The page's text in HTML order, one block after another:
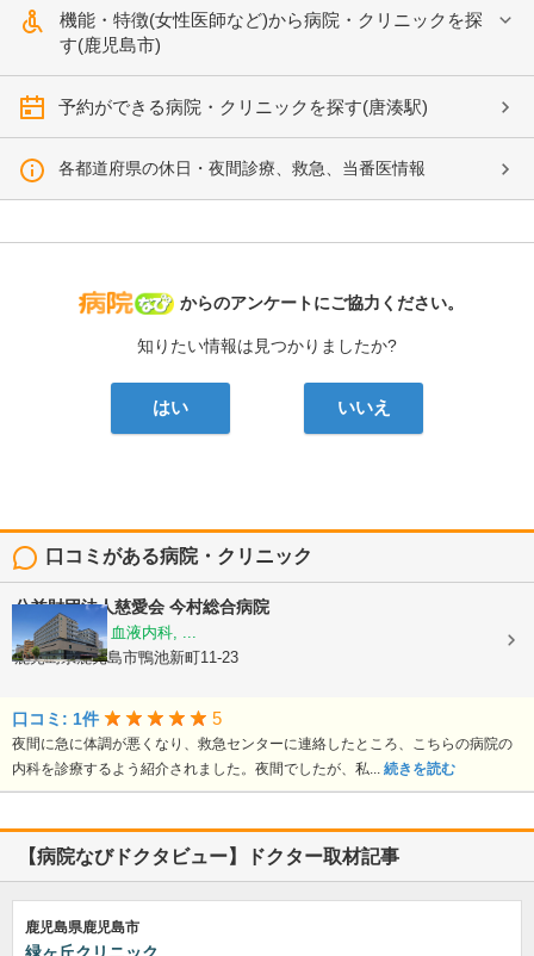
機能・特徴(女性医師など)から病院・クリニックを探
す(鹿児島市)
予約ができる病院・クリニックを探す(唐湊駅)
各都道府県の休日・夜間診療、救急、当番医情報
病院なび
からのアンケートにご協力ください。
知りたい情報は見つかりましたか?
はい いいえ
口コミがある病院・クリニック
公益財団法人慈愛会 今村総合病院
内科, 救急科, 血液内科, ...
鹿児島県鹿児島市鴨池新町11-23
口コミ: 1件 5
夜間に急に体調が悪くなり、救急センターに連絡したところ、こちらの病院の
内科を診療するよう紹介されました。夜間でしたが、私... 続きを読む
【病院なびドクタビュー】ドクター取材記事
鹿児島県鹿児島市